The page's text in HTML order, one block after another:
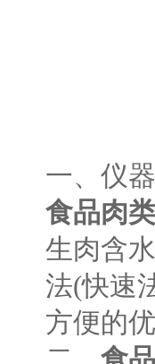
一、仪
食品肉
生肉含
法(快速
方便的